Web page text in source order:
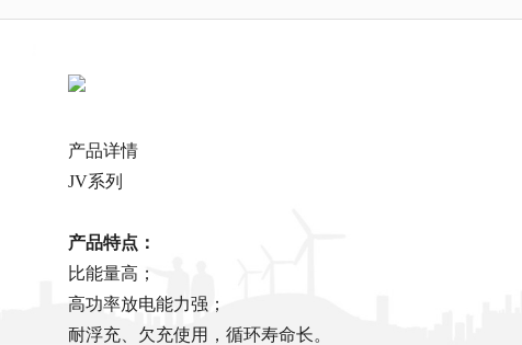
产品详情
JV系列
产品特点：
比能量高；
高功率放电能力强；
耐浮充、欠充使用，循环寿命长。